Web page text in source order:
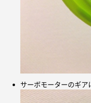
サーボモーターのギア